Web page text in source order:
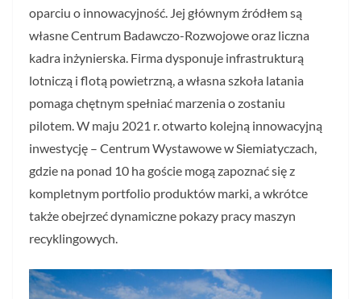
oparciu o innowacyjność. Jej głównym źródłem są
własne Centrum Badawczo-Rozwojowe oraz liczna
kadra inżynierska. Firma dysponuje infrastrukturą
lotniczą i flotą powietrzną, a własna szkoła latania
pomaga chętnym spełniać marzenia o zostaniu
pilotem. W maju 2021 r. otwarto kolejną innowacyjną
inwestycję – Centrum Wystawowe w Siemiatyczach,
gdzie na ponad 10 ha goście mogą zapoznać się z
kompletnym portfolio produktów marki, a wkrótce
także obejrzeć dynamiczne pokazy pracy maszyn
recyklingowych.